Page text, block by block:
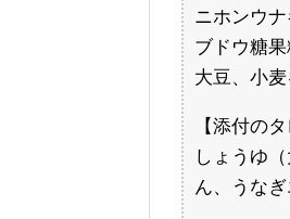
ニホンウ
ブドウ糖
大豆、小麦
【添付のタ
しょうゆ
ん、うな